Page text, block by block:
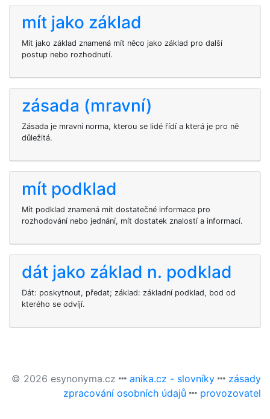
mít jako základ
Mít jako základ znamená mít něco jako základ pro další
postup nebo rozhodnutí.
zásada (mravní)
Zásada je mravní norma, kterou se lidé řídí a která je pro ně
důležitá.
mít podklad
Mít podklad znamená mít dostatečné informace pro
rozhodování nebo jednání, mít dostatek znalostí a informací.
dát jako základ n. podklad
Dát: poskytnout, předat; základ: základní podklad, bod od
kterého se odvíjí.
© 2026 esynonyma.cz anika.cz - slovníky
zásady
zpracování osobních údajů
provozovatel